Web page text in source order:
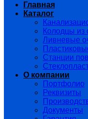
Главная
Каталог
Колодцы из
Ливневые
Станции
О компании
Портфолио
Реквизиты
Документы